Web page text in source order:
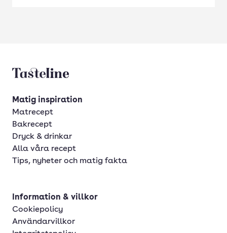
Tasteline startsida
Matig inspiration
Matrecept
Bakrecept
Dryck & drinkar
Alla våra recept
Tips, nyheter och matig fakta
Information & villkor
Cookiepolicy
Användarvillkor